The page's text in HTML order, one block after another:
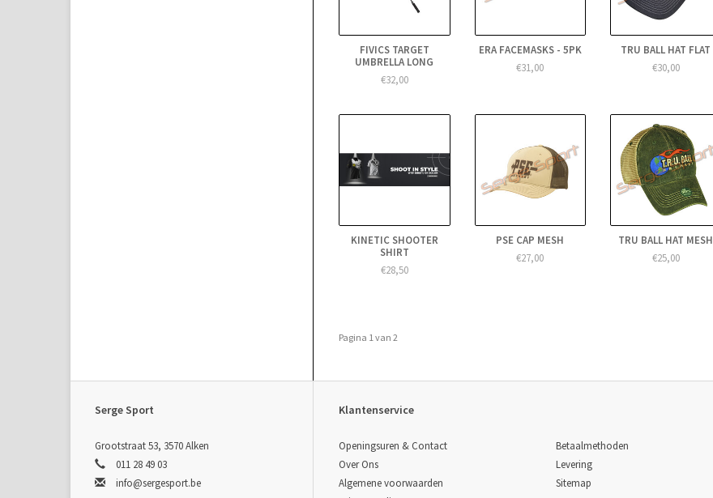
FIVICS TARGET
UMBRELLA LONG
€32,00
ERA FACEMASKS - 5PK
€31,00
TRU BALL HAT FLAT
€30,00
KINETIC SHOOTER
SHIRT
€28,50
PSE CAP MESH
€27,00
TRU BALL HAT MESH
€25,00
Pagina 1 van 2
Serge Sport
Grootstraat 53, 3570 Alken
011 28 49 03
info@sergesport.be
Klantenservice
Openingsuren & Contact
Over Ons
Algemene voorwaarden
Betaalmethoden
Levering
Sitemap